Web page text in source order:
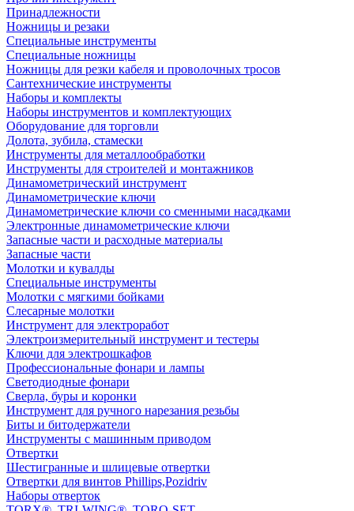
Принадлежности
Ножницы и резаки
Специальные инструменты
Специальные ножницы
Ножницы для резки кабеля и проволочных тросов
Сантехнические инструменты
Наборы и комплекты
Наборы инструментов и комплектующих
Оборудование для торговли
Долота, зубила, стамески
Инструменты для металлообработки
Инструменты для строителей и монтажников
Динамометрический инструмент
Динамометрические ключи
Динамометрические ключи со сменными насадками
Электронные динамометрические ключи
Запасные части и расходные материалы
Запасные части
Молотки и кувалды
Специальные инструменты
Молотки с мягкими бойками
Слесарные молотки
Инструмент для электроработ
Электроизмерительный инструмент и тестеры
Ключи для электрошкафов
Профессиональные фонари и лампы
Светодиодные фонари
Сверла, буры и коронки
Инструмент для ручного нарезания резьбы
Биты и битодержатели
Инструменты с машинным приводом
Отвертки
Шестигранные и шлицевые отвертки
Отвертки для винтов Phillips,Pozidriv
Наборы отверток